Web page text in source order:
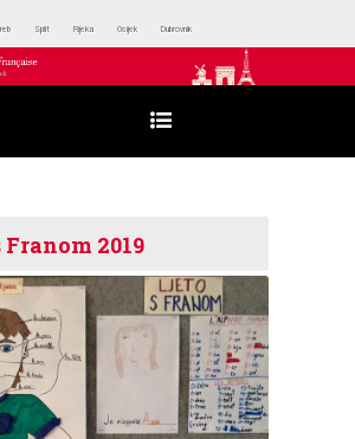
Split Rijeka Osijek Dubrovnik
2019